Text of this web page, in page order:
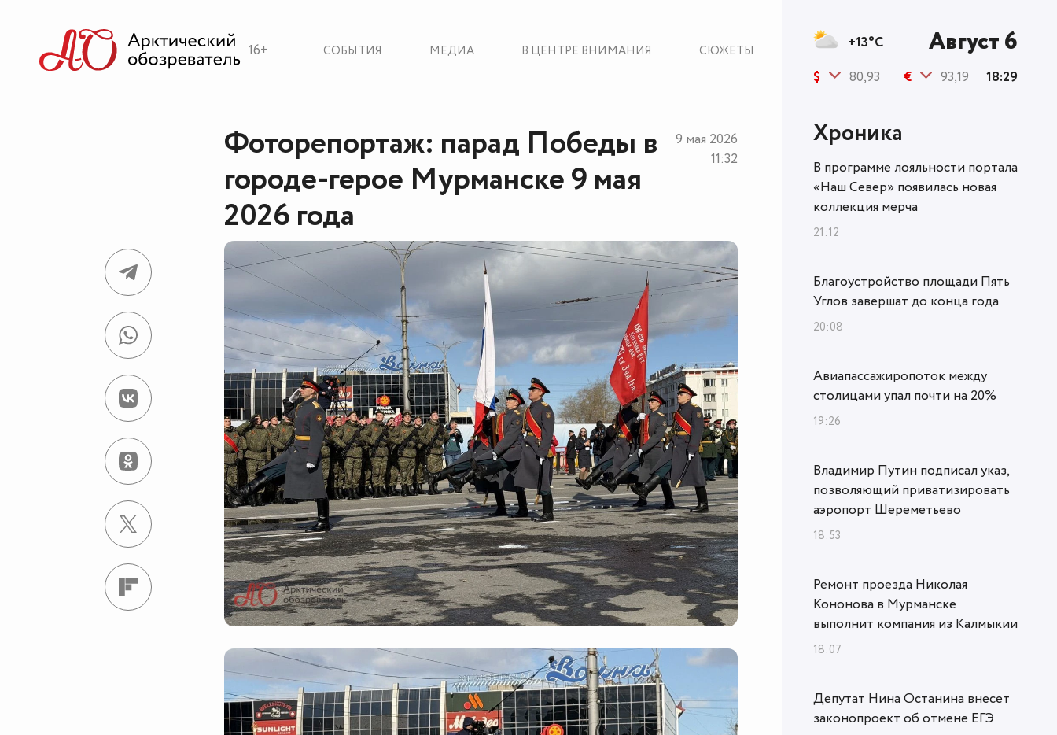
16+ СОБЫТИЯ МЕДИА В ЦЕНТРЕ ВНИМАНИЯ СЮЖЕТЫ
Фоторепортаж: парад Победы в
городе-герое Мурманске 9 мая
2026 года
9 мая 2026
11:32
+13°C Август 6
$ 80,93 € 93,19 18:29
Хроника
В программе лояльности портала
«Наш Север» появилась новая
коллекция мерча
21:12
Благоустройство площади Пять
Углов завершат до конца года
20:08
Авиапассажиропоток между
столицами упал почти на 20%
19:26
Владимир Путин подписал указ,
позволяющий приватизировать
аэропорт Шереметьево
18:53
Ремонт проезда Николая
Кононова в Мурманске
выполнит компания из Калмыкии
18:07
Депутат Нина Останина внесет
законопроект об отмене ЕГЭ